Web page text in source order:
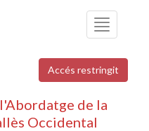
Toggle
navigation
Accés restringit
de la
Occidental